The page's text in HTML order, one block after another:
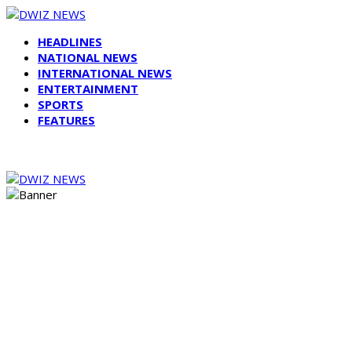
HEADLINES
NATIONAL NEWS
INTERNATIONAL NEWS
ENTERTAINMENT
SPORTS
FEATURES